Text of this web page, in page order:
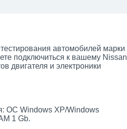
автомобилей марки
подключиться к вашему Nissan
двигателя и электроники
ОС Windows XP/Windows
1 Gb.